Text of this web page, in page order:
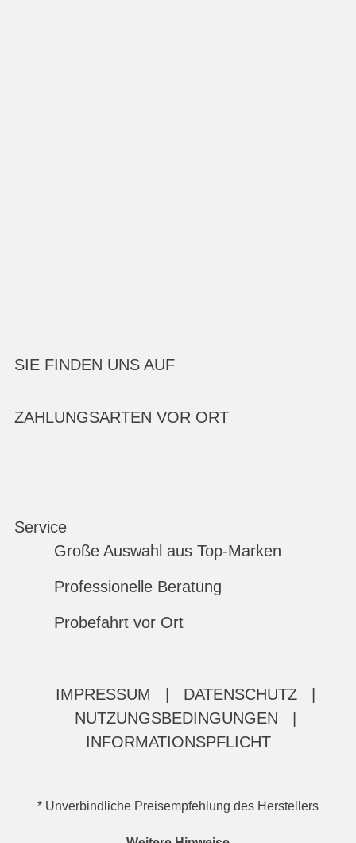
SIE FINDEN UNS AUF
ZAHLUNGSARTEN VOR ORT
Service
Große Auswahl aus Top-Marken
Professionelle Beratung
Probefahrt vor Ort
IMPRESSUM DATENSCHUTZ
NUTZUNGSBEDINGUNGEN
INFORMATIONSPFLICHT
* Unverbindliche Preisempfehlung des Herstellers